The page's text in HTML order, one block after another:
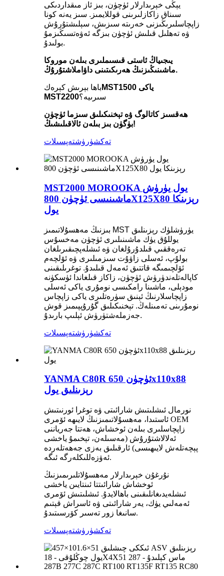
يېڭى خېرىدارلار ئۈچۈن، بىز ئاز مىقداردىكى
سىناق زاكازلىرىنى قوللايمىز. سىز يەنە كونا
زاپچاسلىرىڭىزنى خەرىتە سىزىش، سېلىشتۇرۇش
ۋە تەھلىل قىلىش ئۈچۈن بىزگە ئەۋەتسىڭىزمۇ
بولىدۇ.
يىجىياڭ ئاستى قىسىملىرى بىلەن موروكا
ماشىنىڭىزنىڭ ھەرىكىتىنى داۋاملاشتۇرۇڭ.
باھا بېرىش كېرەك MST1500 ياكى
MST2200سىرىيە؟
ھەقسىز كاتالوگ ۋە تېخنىكىلىق سىزما ئۈچۈن
بۈگۈن بىز بىلەن ئالاقىلىشىڭ!
تەكشۈرۈشتەپسىلات
MST2000 MOROOKA يول يۈرۈش
ماشىنىسى ئۈچۈن 800X125X80 رېزىنكا
يول
بىزنىڭ مەھسۇلاتىمىز MST يۈرۈشلۈك رېزىنلىق
يوللۇق يۈك ماشىنىلىرى ئۈچۈن مەخسۇس
تەرەققىي قىلدۇرۇلغان ۋە ئىشلەپچىقىرىلغان
بولۇپ، ئەسلى زاۋۇت سىزمىلىرى ۋە ئۆلچەم
ئۆلچىمىگە قاتتىق ئەمەل قىلىدۇ. توغرىلىقىنى
كاپالەتلەندۈرۈش ئۈچۈن، زاكاز قىلغاندا ئۈسكۈنە
مودېلى، ماشىنا رامكىسى نومۇرى ياكى ئەسلى
زاپچاسلارنىڭ ئېنىق سۈرەتلىرى ياكى زاپچاس
نومۇرىنى تەمىنلەڭ. تېخنىكىلىق گۇرۇپپىمىز قوش
جەزملەشتۈرۈش ئېلىپ بارىدۇ.
تەكشۈرۈشتەپسىلات
YANMA C80R ئۈچۈن 650x110x88
رېزىنلىق يول
نورمال ئىشلىتىش شارائىتى ۋە توغرا ئورنىتىش
ئاستىدا، مەھسۇلاتىمىزنىڭ لايىھە ئۆمرى OEM
زاپچاسلىرى بىلەن ئوخشاش، ھەتتا جەرياننى
ئەلالاشتۇرۇش (مەسىلەن، تېخىمۇ ياخشى
پېچەتلەش لايىھىسى) ئارقىلىق بەزى جەھەتلەردە
ئەۋزەللىكلەرگە ئىگە.
نۇرغۇن خېرىدارلار مەھسۇلاتلىرىمىزنىڭ
ئوخشاش شارائىتتا ئىنتايىن ياخشى
ئىشلەيدىغانلىقىنى باھالايدۇ. ئىشلىتىش ئۆمرى
ئەمەلىي يۈك، يەر شارائىتى ۋە ئاسراش قېتىم
سانىغا زور تەسىر كۆرسىتىدۇ.
تەكشۈرۈشتەپسىلات